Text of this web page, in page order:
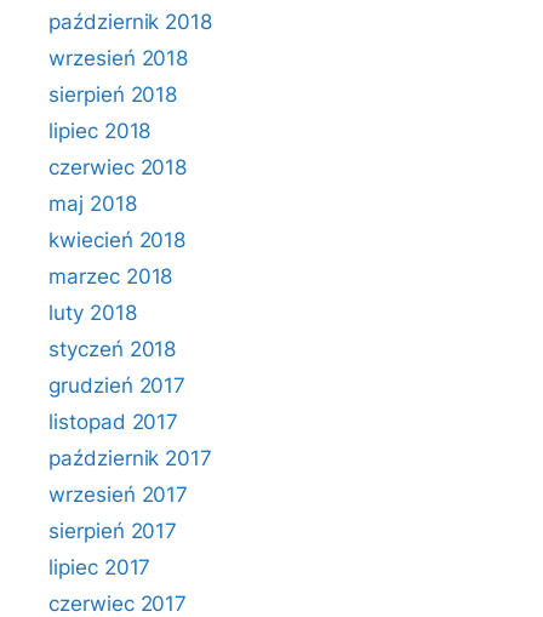
październik 2018
wrzesień 2018
sierpień 2018
lipiec 2018
czerwiec 2018
maj 2018
kwiecień 2018
marzec 2018
luty 2018
styczeń 2018
grudzień 2017
listopad 2017
październik 2017
wrzesień 2017
sierpień 2017
lipiec 2017
czerwiec 2017